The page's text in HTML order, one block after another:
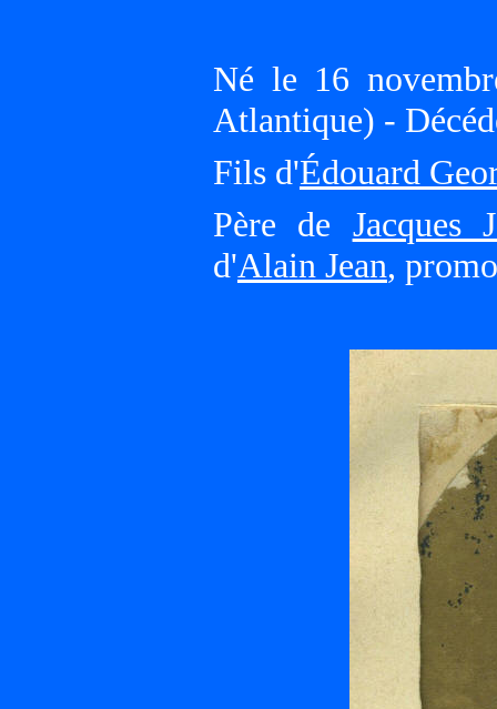
Né le 16
Atlantique) -
Fils d'Édouard
Père de Jacques
d'Alain Jean,